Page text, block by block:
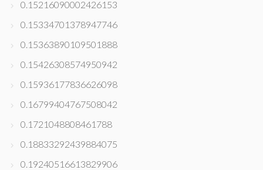
0.15216090002426153
0.15334701378947746
0.15363890109501888
0.15426308574950942
0.15936177836626098
0.16799404767508042
0.1721048808461788
0.18833292439884075
0.19240516613829906